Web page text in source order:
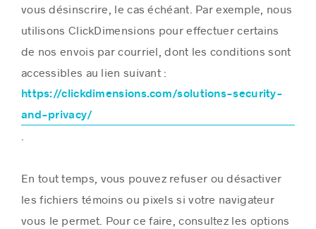
vous désinscrire, le cas échéant. Par exemple, nous
utilisons ClickDimensions pour effectuer certains
de nos envois par courriel, dont les conditions sont
accessibles au lien suivant :
https://clickdimensions.com/solutions-security-
and-privacy/
En tout temps, vous pouvez refuser ou désactiver
les fichiers témoins ou pixels si votre navigateur
vous le permet. Pour ce faire, consultez les options